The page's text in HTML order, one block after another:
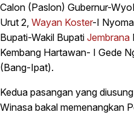
Calon (Paslon) Gubernur-
Urut 2, Wayan Koster-I
Bupati-Wakil Bupati Jembrana
Kembang Hartawan- I Gede
(Bang-Ipat).
Kedua pasangan yang
Winasa bakal memenangkan